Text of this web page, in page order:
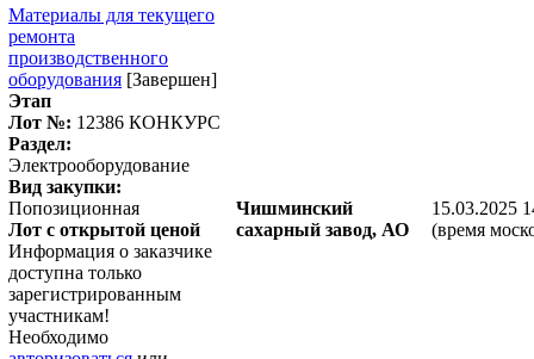
Материалы для текущего
ремонта
производственного
оборудования [Завершен]
Этап
Лот №: 12386 КОНКУРС
Раздел:
Электрооборудование
Вид закупки:
Попозиционная
Лот с открытой ценой
Информация о заказчике
доступна только
зарегистрированным
участникам!
Необходимо
Чишминский
сахарный завод, АО
15.03.2025
(время